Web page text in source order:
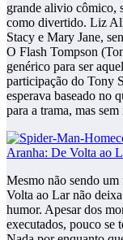
grande alivio cômico,
como divertido. Liz
Stacy e Mary Jane,
O Flash Tompson
genérico para ser
participação do Tony
esperava baseado no
para a trama, mas
Mesmo não sendo
Volta ao Lar não
humor. Apesar dos
executados, pouco se